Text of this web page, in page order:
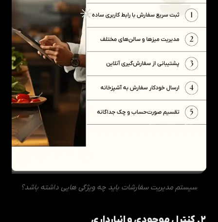
سیستم مدیریت سفارشات باید چه ویژگی هایی داشته باشد؟